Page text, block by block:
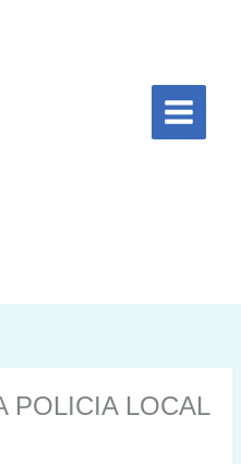
POLICIA LOCAL